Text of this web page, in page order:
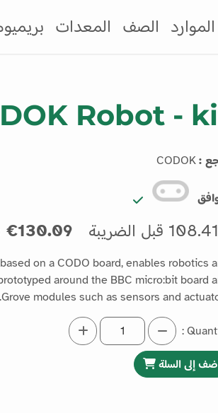
الموارد الصف المعدات
Robot -
:
قبل الضريبة 130.09€ شامل الضريبة
on a CODO board, enables robotics
around the BBC micro:bit board
Grove modules such as sensors and
إلى السلة